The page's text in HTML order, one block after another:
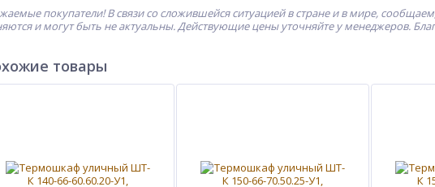
покупатели! В связи со сложившейся ситуацией в стране и в мире,
и могут быть не актуальны. Действующие цены уточняйте у менеджеров.
товары